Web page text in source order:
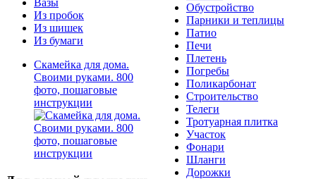
Вазы
Из пробок
Из шишек
Из бумаги
Скамейка для дома.
Своими руками. 800
фото, пошаговые
инструкции
Обустройство
Парники и теплицы
Патио
Печи
Плетень
Погребы
Поликарбонат
Строительство
Телеги
Тротуарная плитка
Участок
Фонари
Шланги
Дорожки